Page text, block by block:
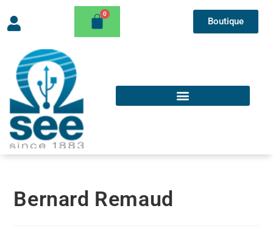
Boutique
Bernard Remaud